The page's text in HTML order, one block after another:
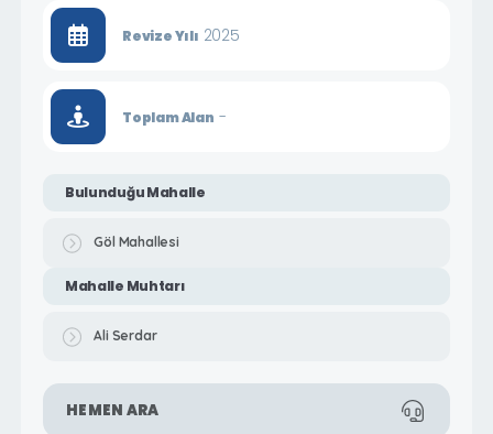
Revize Yılı 2025
Toplam Alan -
Bulunduğu Mahalle
Göl Mahallesi
Mahalle Muhtarı
Ali Serdar
HEMEN ARA